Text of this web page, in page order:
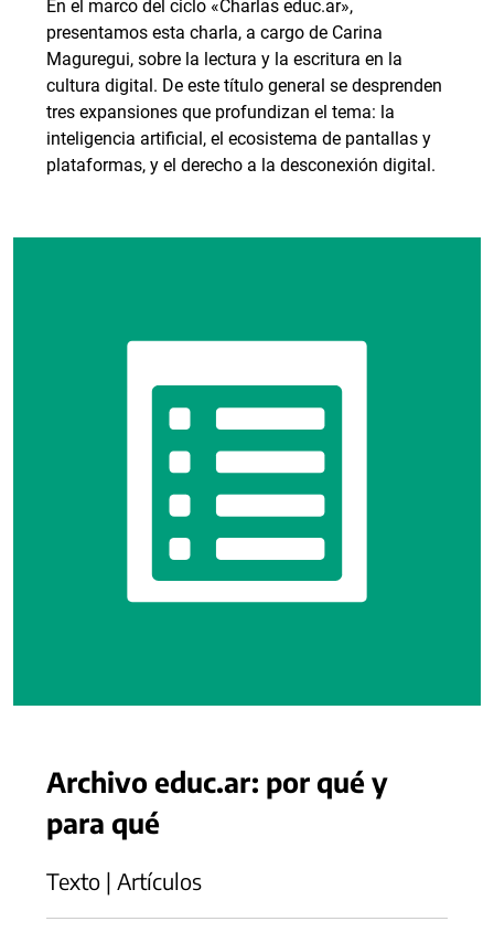
En el marco del ciclo «Charlas educ.ar»,
presentamos esta charla, a cargo de Carina
Maguregui, sobre la lectura y la escritura en la
cultura digital. De este título general se desprenden
tres expansiones que profundizan el tema: la
inteligencia artificial, el ecosistema de pantallas y
plataformas, y el derecho a la desconexión digital.
Archivo educ.ar: por qué y
para qué
Texto | Artículos